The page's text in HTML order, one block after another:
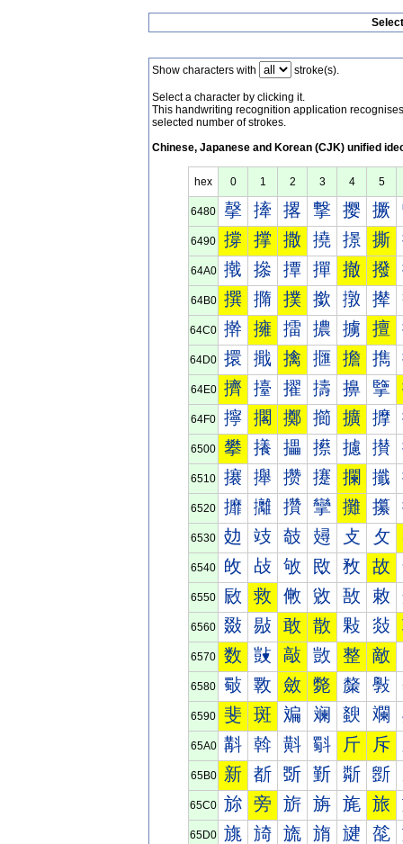
Show characters with stroke(s).
Select a character by clicking it.
This handwriting recognition application
selected number of strokes.
Chinese, Japanese and Korean (CJK) unified
hex 0 1 2 3 4 5
6480 撀 撁 撂 撃 撄 撅
6490 撐 撑 撒 撓 撔 撕
64A0 撠 撡 撢 撣 撤 撥
64B0 撰 撱 撲 撳 撴 撵
64C0 擀 擁 擂 擃 擄 擅
64D0 擐 擑 擒 擓 擔 擕
64E0 擠 擡 擢 擣 擤 擥
64F0 擰 擱 擲 擳 擴 擵
6500 攀 攁 攂 攃 攄 攅
6510 攐 攑 攒 攓 攔 攕
6520 攠 攡 攢 攣 攤 攥
6530 攰 攱 攲 攳 攴 攵
6540 敀 敁 敂 敃 敄 故
6550 敐 救 敒 敓 敔 敕
6560 敠 敡 敢 散 敤 敥
6570 数 敱 敲 敳 整 敵
6580 斀 斁 斂 斃 斄 斅
6590 斐 斑 斒 斓 斔 斕
65A0 斠 斡 斢 斣 斤 斥
65B0 新 斱 斲 斳 斴 斵
65C0 旀 旁 旂 旃 旄 旅
65D0 旐 旑 旒 旓 旔 旕